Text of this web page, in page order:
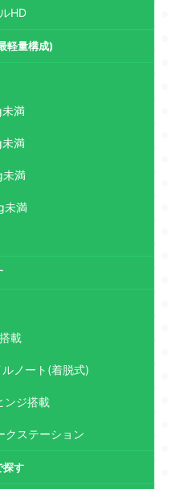
HD
軽量構成)
満
満
満
未満
載
ノート(着脱式)
ンジ搭載
クステーション
探す